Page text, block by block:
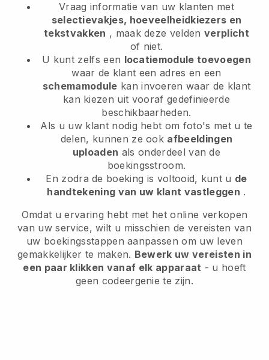
Vraag informatie van uw klanten met
selectievakjes, hoeveelheidkiezers en
tekstvakken , maak deze veldenverplicht
of niet.
U kunt zelfs een locatiemodule toevoegen
waar de klant een adres en een
schemamodule kan invoeren waar de klant
kan kiezen uit vooraf gedefinieerde
beschikbaarheden.
Als u uw klant nodig hebt om foto's met u te
delen, kunnen ze ook afbeeldingen
uploaden als onderdeel van de
boekingsstroom.
En zodra de boeking is voltooid, kunt u de
handtekening van uw klant vastleggen .
Omdat u ervaring hebt met het online verkopen
van uw service, wilt u misschien de vereisten van
uw boekingsstappen aanpassen om uw leven
gemakkelijker te maken. Bewerk uw vereisten in
een paar klikken vanaf elk apparaat - u hoeft
geen codeergenie te zijn.